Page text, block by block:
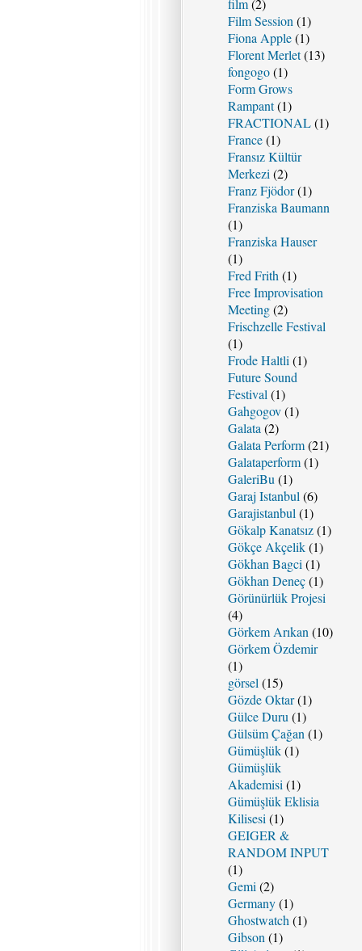
film(2)
Film Session (1)
Fiona Apple(1)
Florent Merlet(13)
fongogo(1)
Form Grows
Rampant(1)
FRACTIONAL(1)
France(1)
Fransız Kültür
Merkezi (2)
Franz Fjödor(1)
Franziska Baumann
(1)
Franziska Hauser
(1)
Fred Frith (1)
Free Improvisation
Meeting(2)
Frischzelle Festival
(1)
Frode Haltli (1)
Future Sound
Festival (1)
Gahgogov(1)
Galata (2)
Galata Perform(21)
Galataperform(1)
GaleriBu (1)
Garaj Istanbul (6)
Garajistanbul (1)
Gökalp Kanatsız(1)
Gökçe Akçelik(1)
Gökhan Bagci (1)
Gökhan Deneç(1)
Görünürlük Projesi
(4)
Görkem Arıkan (10)
Görkem Özdemir
(1)
görsel (15)
Gözde Oktar(1)
Gülce Duru (1)
Gülsüm Çağan (1)
Gümüşlük(1)
Gümüşlük
Akademisi (1)
Gümüşlük Eklisia
Kilisesi (1)
GEIGER &
RANDOM INPUT
(1)
Gemi (2)
Germany(1)
Ghostwatch (1)
Gibson (1)